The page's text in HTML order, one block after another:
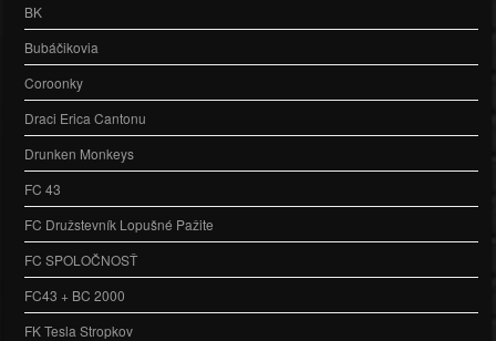
BK
Bubáčikovia
Coroonky
Draci Erica Cantonu
Drunken Monkeys
FC 43
FC Družstevník Lopušné Pažite
FC SPOLOČNOSŤ
FC43 + BC 2000
FK Tesla Stropkov